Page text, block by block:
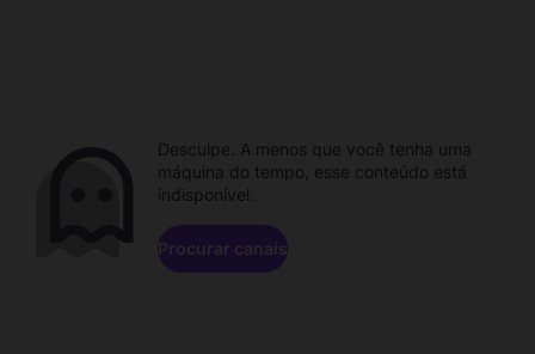
Desculpe. A menos que você tenha uma
máquina do tempo, esse conteúdo está
indisponível.
Procurar canais